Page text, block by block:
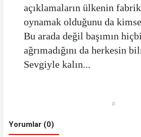
açıklamaların ülkenin
oynamak olduğunu da
Bu arada değil başımın
ağrımadığını da herkesin
Sevgiyle kalın...
#
Yorumlar (0)